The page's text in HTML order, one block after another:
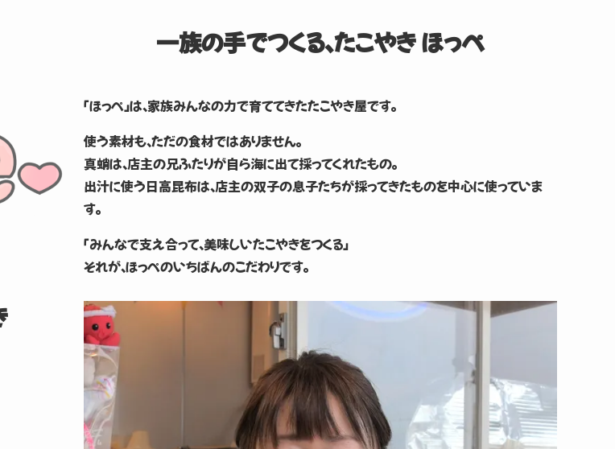
一族の手でつくる、たこやき ほっぺ
「ほっぺ」は、家族みんなの力で育ててきたたこやき屋です。
使う素材も、ただの食材ではありません。
真蛸は、店主の兄ふたりが自ら海に出て採ってくれたもの。
出汁に使う日高昆布は、店主の双子の息子たちが採ってきたものを中心に使っていま
す。
「みんなで支え合って、美味しいたこやきをつくる」
それが、ほっぺのいちばんのこだわりです。